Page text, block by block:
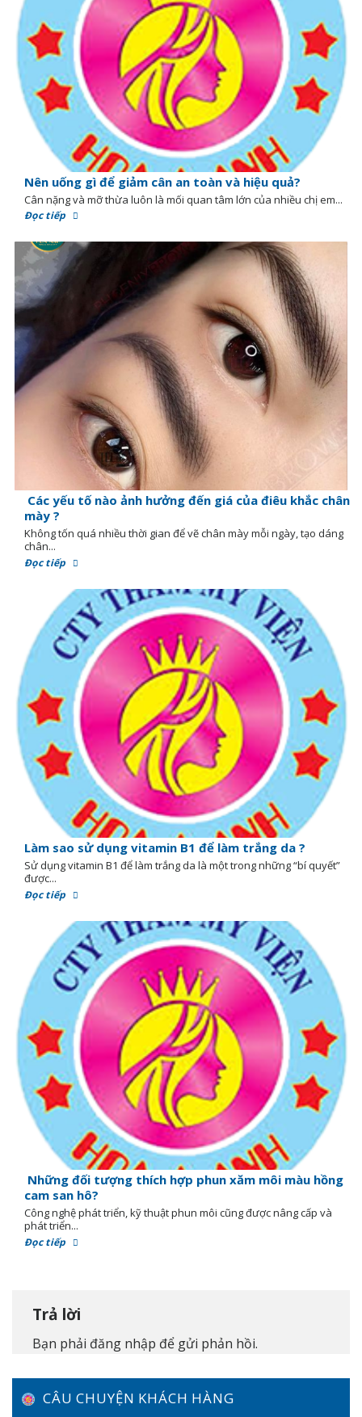
Nên uống gì để giảm cân an toàn và hiệu quả?
Cân nặng và mỡ thừa luôn là mối quan tâm lớn của nhiều chị em...
Đọc tiếp
Các yếu tố nào ảnh hưởng đến giá của điêu khắc chân
mày ?
Không tốn quá nhiều thời gian để vẽ chân mày mỗi ngày, tạo dáng
chân...
Đọc tiếp
Làm sao sử dụng vitamin B1 để làm trắng da ?
Sử dụng vitamin B1 để làm trắng da là một trong những “bí quyết”
được...
Đọc tiếp
Những đối tượng thích hợp phun xăm môi màu hồng
cam san hô?
Công nghệ phát triển, kỹ thuật phun môi cũng được nâng cấp và
phát triển...
Đọc tiếp
Trả lời
Bạn phải đăng nhập để gửi phản hồi.
CÂU CHUYỆN KHÁCH HÀNG